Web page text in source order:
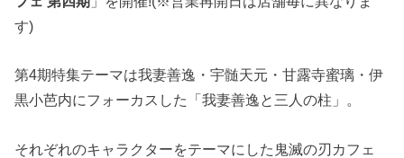
す)
第4期特集テーマは我妻善逸・宇髄天元・甘露寺蜜璃・伊
黒小芭内にフォーカスした「我妻善逸と三人の柱」。
それぞれのキャラクターをテーマにした鬼滅の刃カフェ